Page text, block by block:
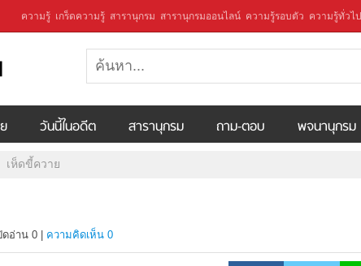
ความรู้ เกร็ดความรู้ สารานุกรม สารานุกรมออนไลน์ ความรู้รอบตัว ความรู้ทั่วไป
วันนี้ในอดีต สารานุกรม ถาม-ตอบ พจนานุกรม
เห็ดขี้ควาย
ดอ่าน 0 ความคิดเห็น 0